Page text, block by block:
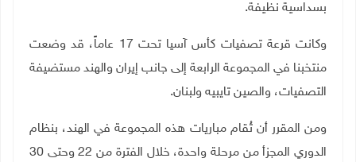
بسداسية نظيفة.
وكانت قرعة تصفيات كأس آسيا تحت 17 عاماً، قد وضعت
منتخبنا في المجموعة الرابعة إلى جانب إيران والهند مستضيفة
التصفيات، والصين تايبيه ولبنان.
ومن المقرر أن تُقام مباريات هذه المجموعة في الهند، بنظام
الدوري المجزأ من مرحلة واحدة، خلال الفترة من 22 وحتى 30